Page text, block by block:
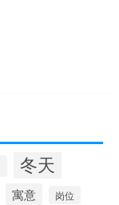
冬天
寓意 岗位